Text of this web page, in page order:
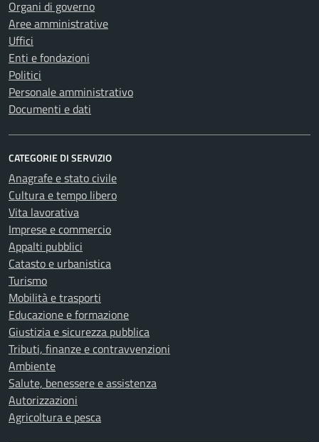
Organi di governo
Aree amministrative
Uffici
Enti e fondazioni
Politici
Personale amministrativo
Documenti e dati
CATEGORIE DI SERVIZIO
Anagrafe e stato civile
Cultura e tempo libero
Vita lavorativa
Imprese e commercio
Appalti pubblici
Catasto e urbanistica
Turismo
Mobilità e trasporti
Educazione e formazione
Giustizia e sicurezza pubblica
Tributi, finanze e contravvenzioni
Ambiente
Salute, benessere e assistenza
Autorizzazioni
Agricoltura e pesca